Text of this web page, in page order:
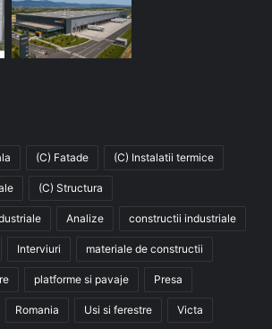
(C) Fatade (C) Instalatii termice
(C) Structura
Analize constructii industriale
Interviuri materiale de constructii
platforme si pavaje Presa
Romania Usi si ferestre Victa